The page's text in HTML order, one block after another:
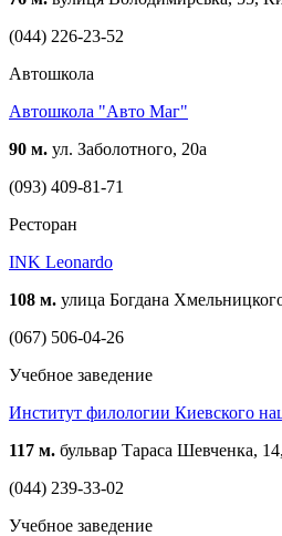
(044) 226-23-52
Автошкола
Автошкола "Авто Маг"
90 м. ул. Заболотного, 20а
(093) 409-81-71
Ресторан
INK Leonardo
108 м. улица Богдана
(067) 506-04-26
Учебное заведение
Институт филологии Киевского
117 м. бульвар Тараса Шевченка,
(044) 239-33-02
Учебное заведение